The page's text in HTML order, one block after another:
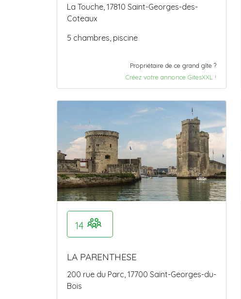
La Touche, 17810 Saint-Georges-des-
Coteaux
5 chambres, piscine
Propriétaire de ce grand gîte ?
Créez votre annonce GitesXXL !
14
LA PARENTHESE
200 rue du Parc, 17700 Saint-Georges-du-
Bois